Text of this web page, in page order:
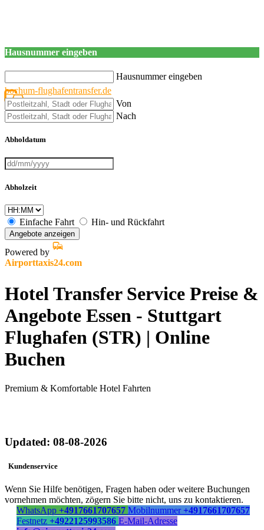
Hausnummer eingeben
Hausnummer eingeben
bochum-flughafentransfer.de
Von
Nach
Abholdatum
Abholzeit
Einfache Fahrt Hin- und Rückfahrt
Angebote anzeigen
Powered by
Airporttaxis24.com
Hotel Transfer Service Preise &
Angebote Essen - Stuttgart
Flughafen (STR) | Online
Buchen
Premium & Komfortable Hotel Fahrten
Updated: 08-08-2026
Kundenservice
Wenn Sie Hilfe benötigen, Fragen haben oder weitere Buchungen
vornehmen möchten, zögern Sie bitte nicht, uns zu kontaktieren.
WhatsApp +4917661707657 Mobilnummer +4917661707657
Festnetz +4922125993586 E-Mail-Adresse